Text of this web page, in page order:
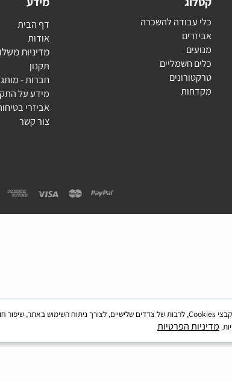
קטלוג
כלי עבודה להשכרה
אביזרים
כלים חשמליים
מידע
דף הבית
אודות
מדיניות משלוחים
תקנון
חברות - מותגים
מידע על התקנים